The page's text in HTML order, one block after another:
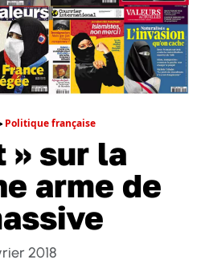
Politique française
» sur la
arme de
2018